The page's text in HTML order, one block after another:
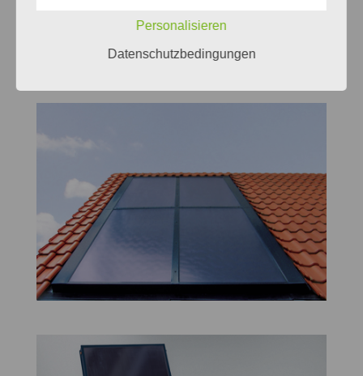
Personalisieren
Datenschutzbedingungen